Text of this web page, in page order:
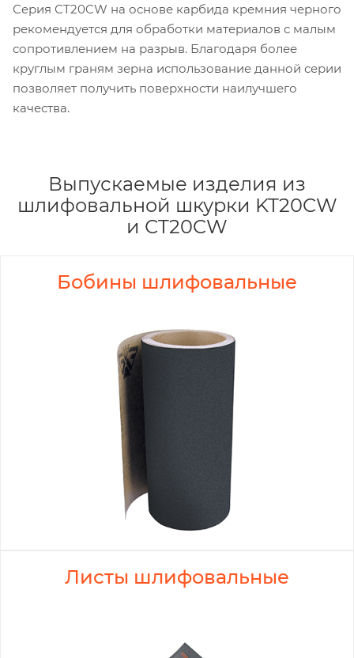
Серия СT20CW на основе карбида кремния черного
рекомендуется для обработки материалов с малым
сопротивлением на разрыв. Благодаря более
круглым граням зерна использование данной серии
позволяет получить поверхности наилучшего
качества.
Выпускаемые изделия из
шлифовальной шкурки KT20CW
и СT20CW
Бобины шлифовальные
Листы шлифовальные